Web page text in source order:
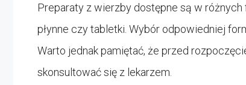
Preparaty z wierzby dostępne są w
płynne czy tabletki. Wybór odpowiedniej
Warto jednak pamiętać, że przed
skonsultować się z lekarzem.